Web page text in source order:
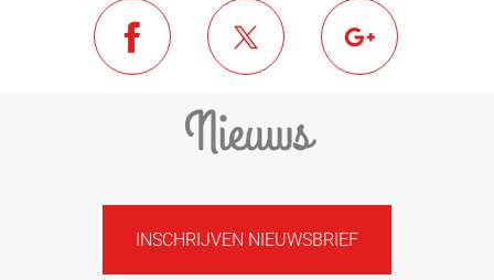
Nieuws
INSCHRIJVEN NIEUWSBRIEF